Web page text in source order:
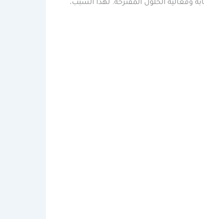
وفعالية الحلول المقترحة. لهذا السبب،